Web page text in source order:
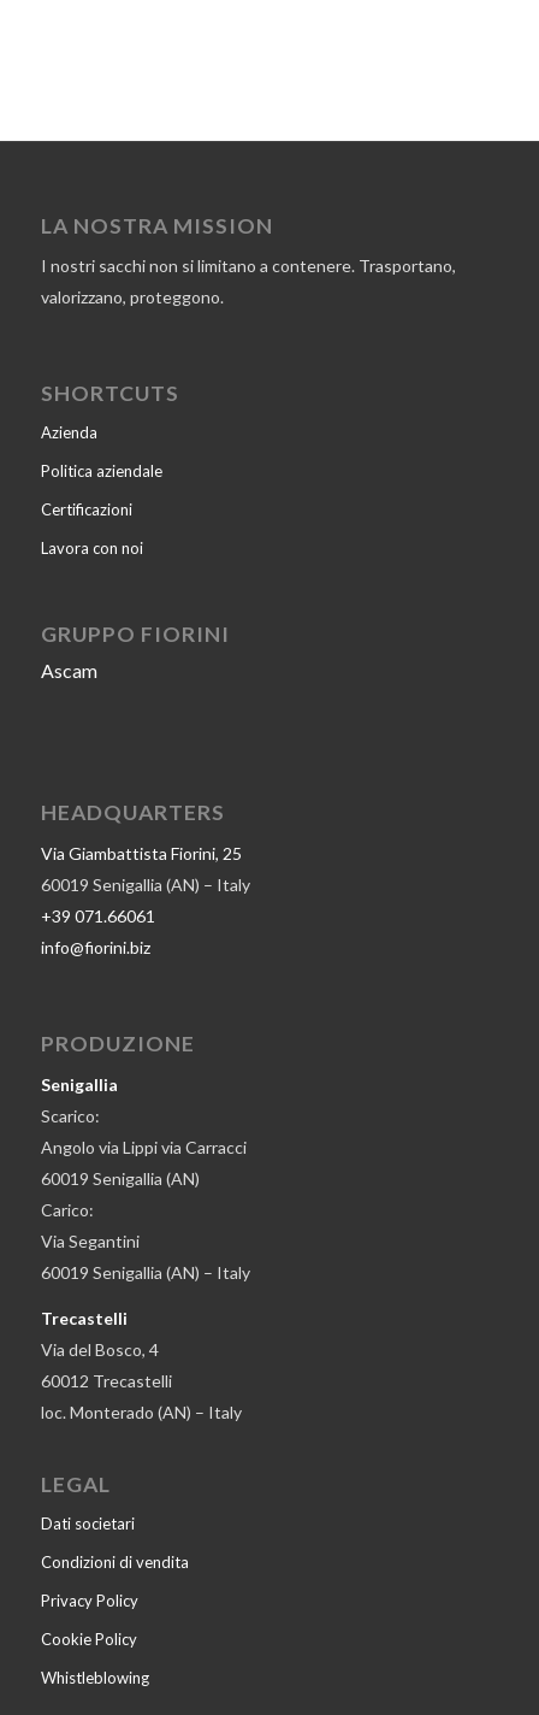
LA NOSTRA MISSION
I nostri sacchi non si limitano a contenere. Trasportano,
valorizzano, proteggono.
SHORTCUTS
Azienda
Politica aziendale
Certificazioni
Lavora con noi
GRUPPO FIORINI
Ascam
HEADQUARTERS
Via Giambattista Fiorini, 25
60019 Senigallia (AN) – Italy
+39 071.66061
info@fiorini.biz
PRODUZIONE
Senigallia
Scarico:
Angolo via Lippi via Carracci
60019 Senigallia (AN)
Carico:
Via Segantini
60019 Senigallia (AN) – Italy
Trecastelli
Via del Bosco, 4
60012 Trecastelli
loc. Monterado (AN) – Italy
LEGAL
Dati societari
Condizioni di vendita
Privacy Policy
Cookie Policy
Whistleblowing